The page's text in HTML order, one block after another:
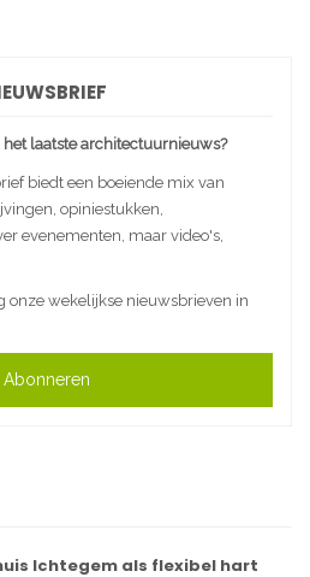
het laatste architectuurnieuws?
biedt een boeiende mix van
opiniestukken,
evenementen, maar video's,
onze wekelijkse nieuwsbrieven in
Abonneren
Ichtegem als flexibel hart